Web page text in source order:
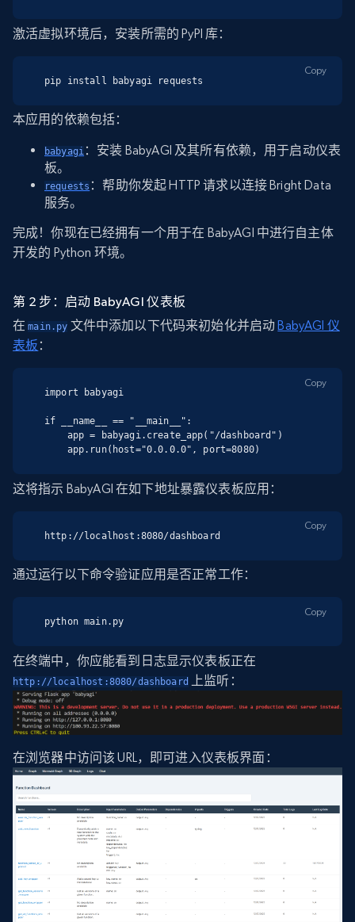
激活虚拟环境后，安装所需的 PyPI 库：
pip install babyagi requests
Copy
本应用的依赖包括：
babyagi ：安装 BabyAGI 及其所有依赖，用于启动仪表
板。
requests ：帮助你发起 HTTP 请求以连接 Bright Data
服务。
完成！你现在已经拥有一个用于在 BabyAGI 中进行自主体
开发的 Python 环境。
第 2 步：启动 BabyAGI 仪表板
在main.py 文件中添加以下代码来初始化并启动 BabyAGI 仪
表板 ：
import babyagi
if __name__ == "__main__":
    app.run(host="0.0.0.0", port=8080)
Copy
这将指示 BabyAGI 在如下地址暴露仪表板应用：
http://localhost:8080/dashboard
Copy
通过运行以下命令验证应用是否正常工作：
python main.py
Copy
在终端中，你应能看到日志显示仪表板正在
http://localhost:8080/dashboard上监听：
在浏览器中访问该 URL，即可进入仪表板界面：